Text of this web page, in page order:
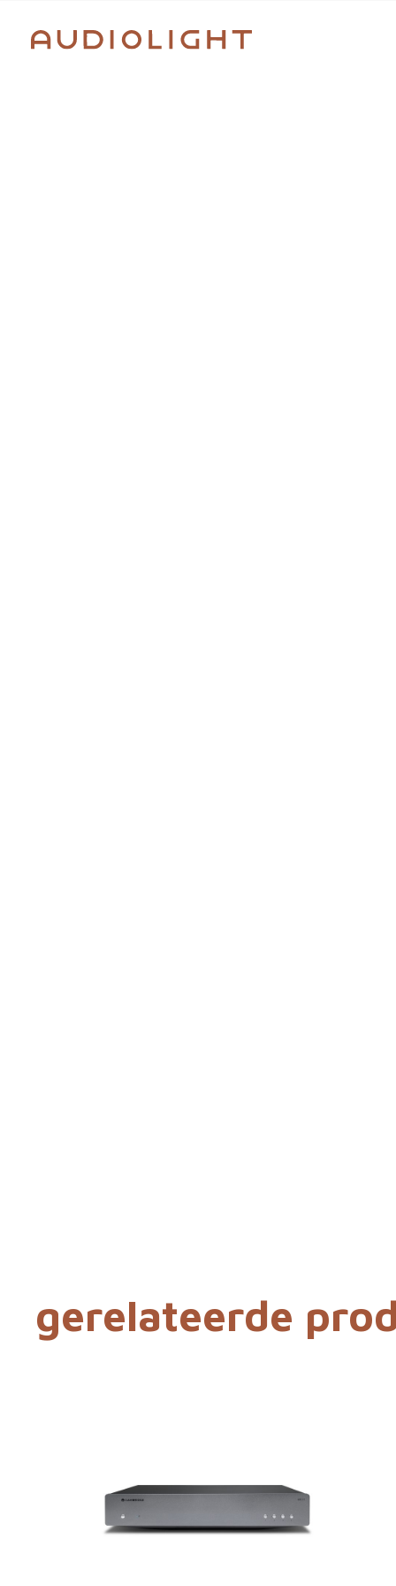
gerelateerde